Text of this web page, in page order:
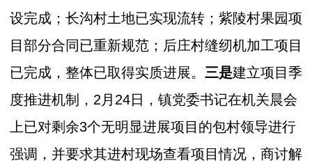
设完成；长沟村土地已实现流转；紫陵村果园项
目部分合同已重新规范；后庄村缝纫机加工项目
已完成，整体已取得实质进展。 三是建立项目季
度推进机制，2月24日，镇党委书记在机关晨会
上已对剩余3个无明显进展项目的包村领导进行
强调，并要求其进村现场查看项目情况，商讨解